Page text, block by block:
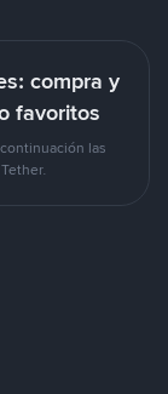
compra y
favoritos
las